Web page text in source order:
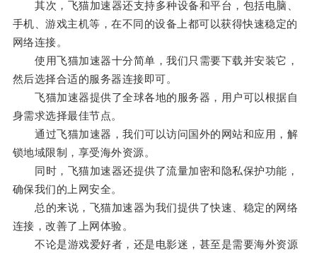
其次，飞猫加速器还支持多种设备和平台，包括电脑、
手机、游戏主机等，在不同的设备上都可以获得快速稳定的
网络连接。
使用飞猫加速器十分简单，我们只需要下载并安装它，
然后选择合适的服务器连接即可。
飞猫加速器提供了全球各地的服务器，用户可以根据自
身需求选择最佳节点。
通过飞猫加速器，我们可以访问国外的网站和应用，解
锁地域限制，享受海外资源。
同时，飞猫加速器还提供了流量加密和隐私保护功能，
确保我们的上网安全。
总的来说，飞猫加速器为我们提供了快速、稳定的网络
连接，改善了上网体验。
不论是游戏爱好者，还是电影迷，甚至是需要海外资源